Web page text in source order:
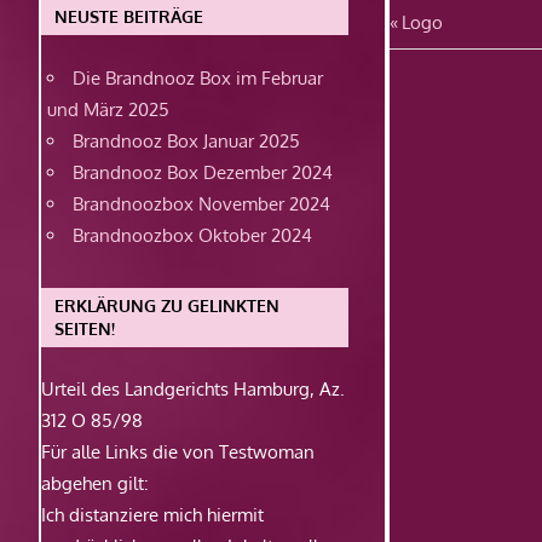
Vorheriger
Beitrag:
Logo
NEUSTE BEITRÄGE
Die Brandnooz Box im Februar
und März 2025
Brandnooz Box Januar 2025
Brandnooz Box Dezember 2024
Brandnoozbox November 2024
Brandnoozbox Oktober 2024
ERKLÄRUNG ZU GELINKTEN
SEITEN!
Urteil des Landgerichts Hamburg, Az.
312 O 85/98
Für alle Links die von Testwoman
abgehen gilt:
Ich distanziere mich hiermit